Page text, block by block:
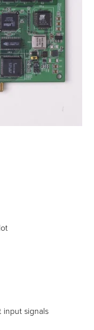
input signals